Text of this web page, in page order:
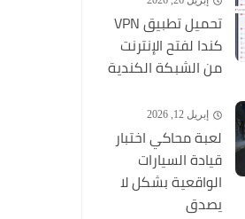
تحميل تطبيق VPN
كندا لفتح الإنترنت
من الشبكة الكندية
إبريل 12, 2026
لعبة محاكي اختبار
قيادة السيارات
الواقعية بشكل لا
يصدق